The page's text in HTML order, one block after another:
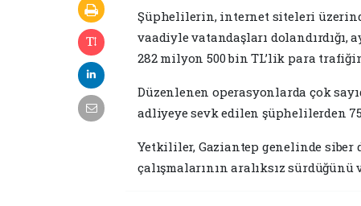
Şüphelilerin, internet siteleri
vaadiyle vatandaşları dolandırdığı,
282 milyon 500 bin TL’lik para
Düzenlenen operasyonlarda çok
adliyeye sevk edilen şüphelilerden
Yetkililer, Gaziantep genelinde siber
çalışmalarının aralıksız sürdüğünü